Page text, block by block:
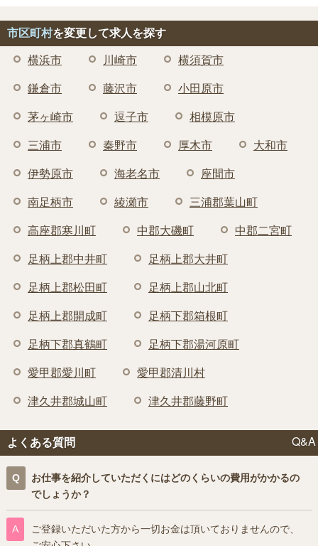
市区町村を変更して求人を探す
横浜市 川崎市 横須賀市
鎌倉市 藤沢市 小田原市
茅ヶ崎市 逗子市 相模原市
三浦市 秦野市 厚木市 大和市
伊勢原市 海老名市 座間市
南足柄市 綾瀬市 三浦郡葉山町
高座郡寒川町 中郡大磯町 中郡二宮町
足柄上郡中井町 足柄上郡大井町
足柄上郡松田町 足柄上郡山北町
足柄上郡開成町 足柄下郡箱根町
足柄下郡真鶴町 足柄下郡湯河原町
愛甲郡愛川町 愛甲郡清川村
津久井郡城山町 津久井郡藤野町
よくある質問 Q&A
お仕事を紹介していただくにはどのくらいの費用がかかるの
でしょうか？
ご登録いただいた方から一切お金は頂いておりませんので、